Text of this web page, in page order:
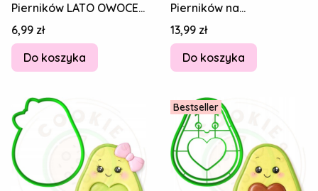
Pierników LATO OWOCE
Jedzenie TRUSKAWKA
8cm + Przepisy
Cena
6,99 zł
Do koszyka
Pierników na
WALENTYNKI OWOCE
Serce PANI AWOKADO
10cm
Cena
13,99 zł
Do koszyka
Bestseller